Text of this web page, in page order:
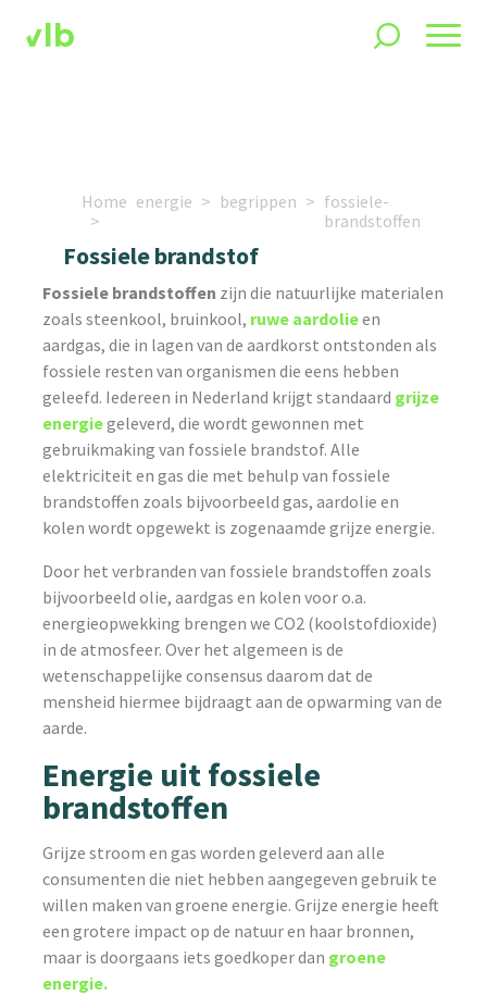
Home energie begrippen
fossiele-
brandstoffen
Fossiele brandstof
Fossiele brandstoffen zijn die natuurlijke materialen
zoals steenkool, bruinkool, ruwe aardolieen
aardgas, die in lagen van de aardkorst ontstonden als
fossiele resten van organismen die eens hebben
geleefd. Iedereen in Nederland krijgt standaard grijze
energiegeleverd, die wordt gewonnen met
gebruikmaking van fossiele brandstof. Alle
elektriciteit en gas die met behulp van fossiele
brandstoffen zoals bijvoorbeeld gas, aardolie en
kolen wordt opgewekt is zogenaamde grijze energie.
Door het verbranden van fossiele brandstoffen zoals
bijvoorbeeld olie, aardgas en kolen voor o.a.
energieopwekking brengen we CO2 (koolstofdioxide)
in de atmosfeer. Over het algemeen is de
wetenschappelijke consensus daarom dat de
mensheid hiermee bijdraagt aan de opwarming van de
aarde.
Energie uit fossiele
brandstoffen
Grijze stroom en gas worden geleverd aan alle
consumenten die niet hebben aangegeven gebruik te
willen maken van groene energie. Grijze energie heeft
een grotere impact op de natuur en haar bronnen,
maar is doorgaans iets goedkoper dan groene
energie.